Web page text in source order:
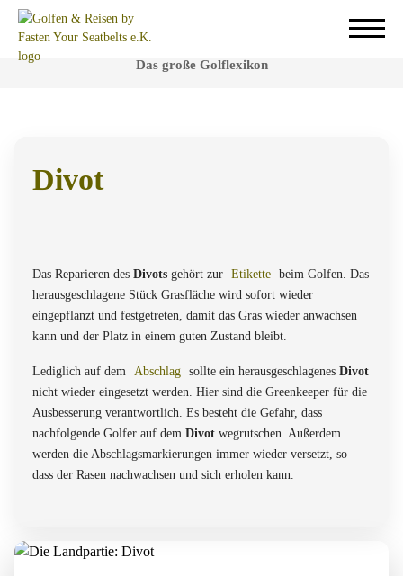
Divot
Das große Golflexikon
Divot
Das Reparieren des Divots gehört zur Etikette beim Golfen. Das
herausgeschlagene Stück Grasfläche wird sofort wieder
eingepflanzt und festgetreten, damit das Gras wieder anwachsen
kann und der Platz in einem guten Zustand bleibt.
Lediglich auf dem Abschlag sollte ein herausgeschlagenes Divot
nicht wieder eingesetzt werden. Hier sind die Greenkeeper für die
Ausbesserung verantwortlich. Es besteht die Gefahr, dass
nachfolgende Golfer auf dem Divot wegrutschen. Außerdem
werden die Abschlagsmarkierungen immer wieder versetzt, so
dass der Rasen nachwachsen und sich erholen kann.